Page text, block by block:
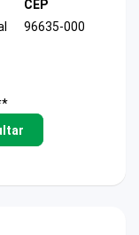
CEP
96635-000